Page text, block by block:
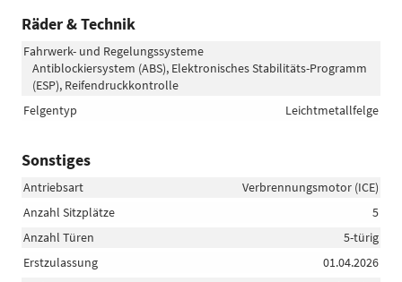
Räder & Technik
Fahrwerk- und Regelungssysteme
Antiblockiersystem (ABS), Elektronisches Stabilitäts-Programm
(ESP), Reifendruckkontrolle
Felgentyp
Leichtmetallfelge
Sonstiges
Antriebsart
Verbrennungsmotor (ICE)
Anzahl Sitzplätze
5
Anzahl Türen
5-türig
Erstzulassung
01.04.2026